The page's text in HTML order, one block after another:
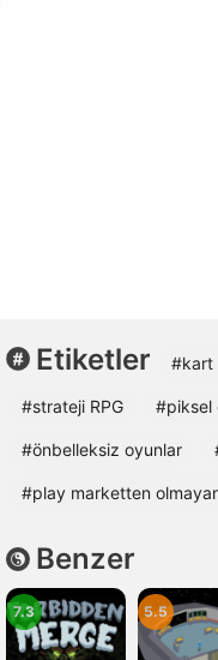
Etiketler #kart
#strateji RPG #piksel
#önbelleksiz oyunlar
#play marketten
Benzer
7.3 5.5